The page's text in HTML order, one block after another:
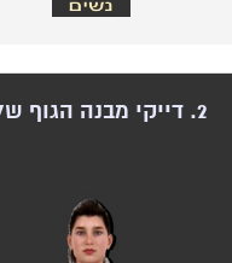
2. דייקי מבנה הגוף שלך.